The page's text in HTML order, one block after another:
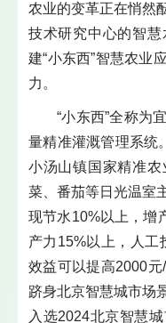
农业的变革正在悄然
技术研究中心的智
建“小东西”智慧农业
力。
“小东西”全称为
量精准灌溉管理系统
小汤山镇国家精准
菜、番茄等日光温室
现节水10%以上，增
产力15%以上，人工
效益可以提高2000
跻身北京智慧城市场
入选2024北京智慧